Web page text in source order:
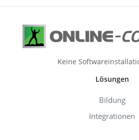
Keine
Lösungen
Bildung
Integrationen